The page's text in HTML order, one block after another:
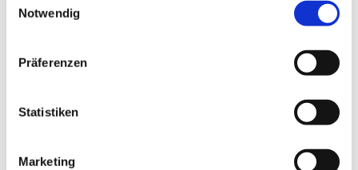
Notwendig
Präferenzen
Statistiken
Marketing